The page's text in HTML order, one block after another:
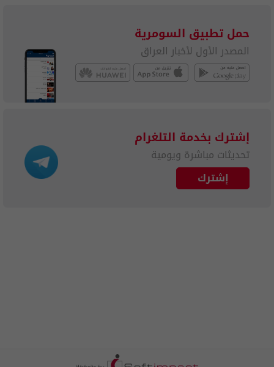
حمل تطبيق السومرية
المصدر الأول لأخبار العراق
إشترك بخدمة التلغرام
تحديثات مباشرة ويومية
إشترك